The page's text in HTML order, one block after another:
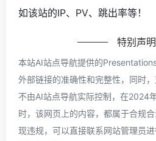
如该站的IP、PV、跳出率等！
特别声明
本站AI站点导航提供的
外部链接的准确性和完整性，同时，
不由AI站点导航实际控制，在2024
时，该网页上的内容，都属于合规
现违规，可以直接联系网站管理员